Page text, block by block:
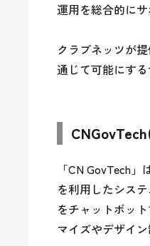
運用を総合的にサ
クラブネッツが
通じて可能にす
「CN GovTech
を利用したシス
をチャットボッ
マイズやデザイ